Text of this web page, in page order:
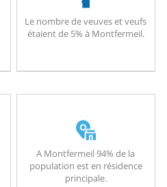
Le nombre de veuves et veufs
étaient de 5% à Montfermeil.
A Montfermeil 94% de la
population est en résidence
principale.